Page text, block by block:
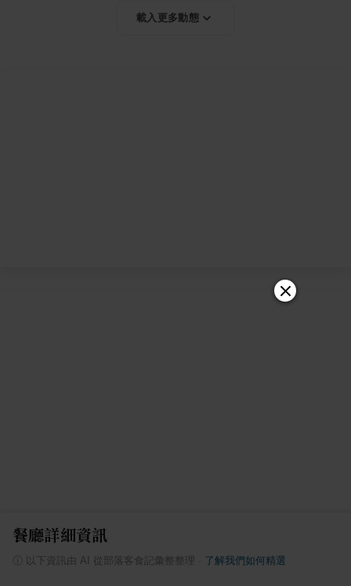
載入更多動態
餐廳詳細資訊
以下資訊由 AI 從部落客食記彙整整理 了解我們如何精選